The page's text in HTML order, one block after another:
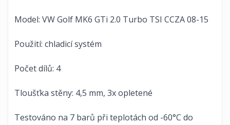
Model: VW Golf MK6 GTi 2.0 Turbo TSI CCZA 08-15
Použití: chladicí systém
Počet dílů: 4
Tloušťka stěny: 4,5 mm, 3x opletené
Testováno na 7 barů při teplotách od -60°C do